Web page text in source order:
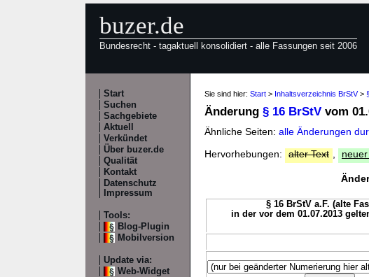
buzer.de
Bundesrecht - tagaktuell konsolidiert - alle Fassungen seit 2006
Start
Suchen
Sachgebiete
Aktuell
Verkündet
Über buzer.de
Qualität
Kontakt
Datenschutz
Impressum
Tools:
Blog-Plugin
Mobilversion
Update via:
Web-Widget
Sie sind hier: Start > Inhaltsverzeichnis BrStV>
Änderung § 16 BrStV vom
Ähnliche Seiten: alle Änderungen
Hervorhebungen:
alter Text
§ 16 BrStV a.F. (alte
in der vor dem 01.07.2013